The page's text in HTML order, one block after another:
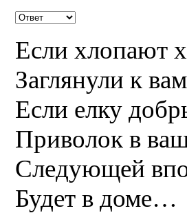
Если хлопают
Заглянули к
Если елку
Приволок в
Следующей
Будет в доме…